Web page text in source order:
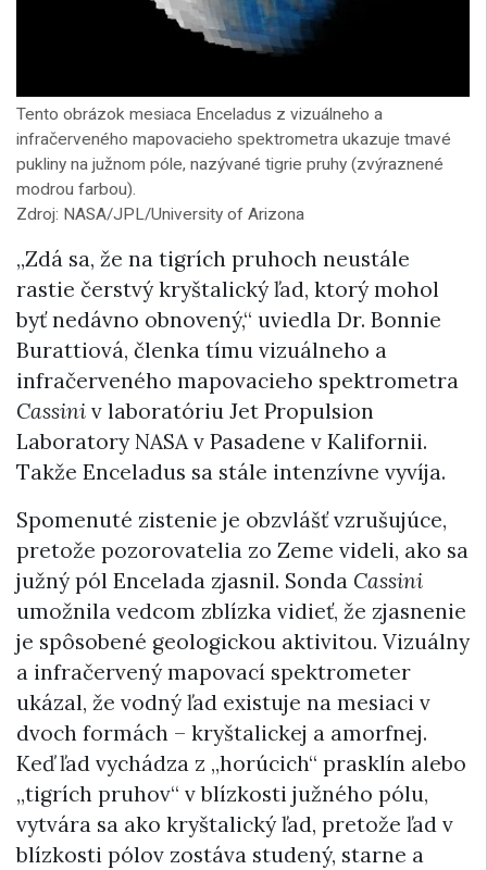
Tento obrázok mesiaca Enceladus z vizuálneho a
infračerveného mapovacieho spektrometra ukazuje tmavé
pukliny na južnom póle, nazývané tigrie pruhy (zvýraznené
modrou farbou).
Zdroj: NASA/JPL/University of Arizona
„Zdá sa, že na tigrích pruhoch neustále
rastie čerstvý kryštalický ľad, ktorý mohol
byť nedávno obnovený,“ uviedla Dr. Bonnie
Burattiová, členka tímu vizuálneho a
infračerveného mapovacieho spektrometra
Cassini v laboratóriu Jet Propulsion
Laboratory NASA v Pasadene v Kalifornii.
Takže Enceladus sa stále intenzívne vyvíja.
Spomenuté zistenie je obzvlášť vzrušujúce,
pretože pozorovatelia zo Zeme videli, ako sa
južný pól Encelada zjasnil. Sonda Cassini
umožnila vedcom zblízka vidieť, že zjasnenie
je spôsobené geologickou aktivitou. Vizuálny
a infračervený mapovací spektrometer
ukázal, že vodný ľad existuje na mesiaci v
dvoch formách – kryštalickej a amorfnej.
Keď ľad vychádza z „horúcich“ prasklín alebo
„tigrích pruhov“ v blízkosti južného pólu,
vytvára sa ako kryštalický ľad, pretože ľad v
blízkosti pólov zostáva studený, starne a